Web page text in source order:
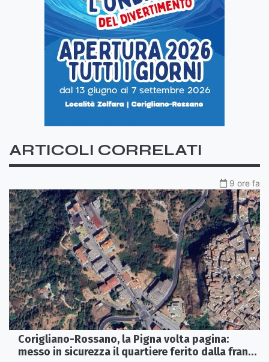
ARTICOLI CORRELATI
9 ore fa
Corigliano-Rossano, la Pigna volta pagina:
messo in sicurezza il quartiere ferito dalla frana